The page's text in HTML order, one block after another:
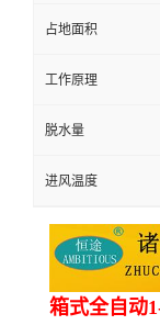
占地面积
工作原理
脱水量
进风温度
箱式全自动